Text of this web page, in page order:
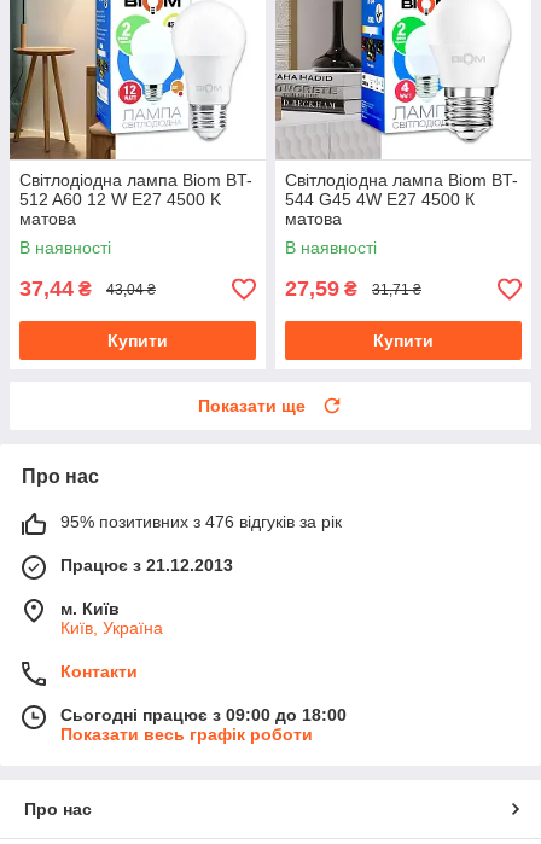
Світлодіодна лампа Biom BT-
512 A60 12 W E27 4500 K
матова
В наявності
37,44 ₴ 43,04 ₴
Купити
Світлодіодна лампа Biom BT-
544 G45 4W E27 4500 К
матова
В наявності
27,59 ₴ 31,71 ₴
Купити
Показати ще
Про нас
95% позитивних з 476 відгуків за рік
Працює з 21.12.2013
м. Київ
Київ, Україна
Контакти
Сьогодні працює з 09:00 до 18:00
Показати весь графік роботи
Про нас